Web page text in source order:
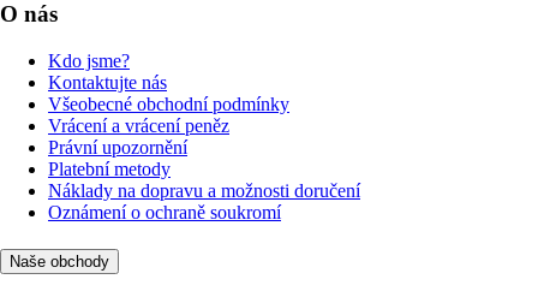
O nás
Kdo jsme?
Kontaktujte nás
Všeobecné obchodní podmínky
Vrácení a vrácení peněz
Právní upozornění
Platební metody
Náklady na dopravu a možnosti doručení
Oznámení o ochraně soukromí
Naše obchody